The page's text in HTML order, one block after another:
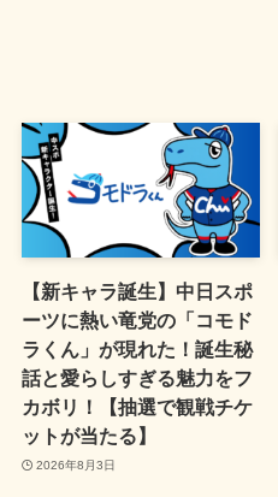
【新キャラ誕生】中日スポ
ーツに熱い竜党の「コモド
ラくん」が現れた！誕生秘
話と愛らしすぎる魅力をフ
カボリ！【抽選で観戦チケ
ットが当たる】
2026年8月3日